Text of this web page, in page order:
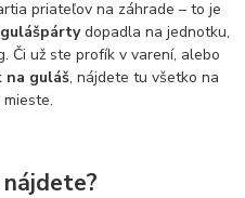
priateľov na záhrade – to je
gulášpártydopadla na jednotku,
Či už ste profík v varení, alebo
guláš, nájdete tu všetko na
nájdete?